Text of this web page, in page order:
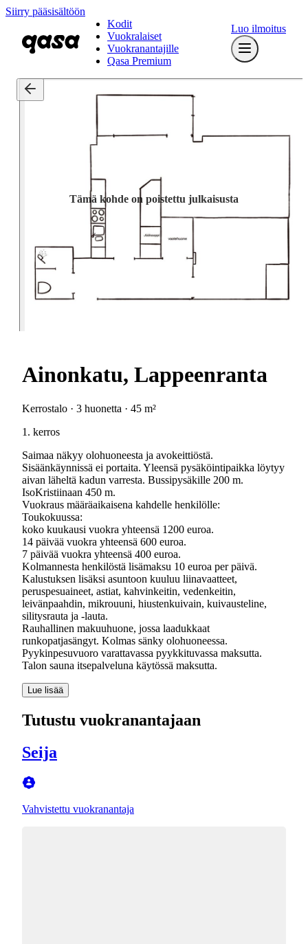
Siirry pääsisältöön
Kodit
Vuokralaiset
Vuokranantajille
Qasa Premium
Luo ilmoitus
Tämä kohde on poistettu julkaisusta
Ainonkatu, Lappeenranta
Kerrostalo · 3 huonetta · 45 m²
1. kerros
Saimaa näkyy olohuoneesta ja avokeittiöstä.
Sisäänkäynnissä ei portaita. Yleensä pysäköintipaikka löytyy
aivan läheltä kadun varresta. Bussipysäkille 200 m.
IsoKristiinaan 450 m.
Vuokraus määräaikaisena kahdelle henkilölle:
Toukokuussa:
koko kuukausi vuokra yhteensä 1200 euroa.
14 päivää vuokra yhteensä 600 euroa.
7 päivää vuokra yhteensä 400 euroa.
Kolmannesta henkilöstä lisämaksu 10 euroa per päivä.
Kalustuksen lisäksi asuntoon kuuluu liinavaatteet,
peruspesuaineet, astiat, kahvinkeitin, vedenkeitin,
leivänpaahdin, mikrouuni, hiustenkuivain, kuivausteline,
silitysrauta ja -lauta.
Rauhallinen makuuhuone, jossa laadukkaat
runkopatjasängyt. Kolmas sänky olohuoneessa.
Pyykinpesuvuoro varattavassa pyykkituvassa maksutta.
Lue lisää
Tutustu vuokranantajaan
Seija
Vahvistettu vuokranantaja